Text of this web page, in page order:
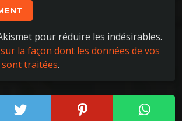
pour réduire les indésirables.
la façon dont les données de vos
traitées.